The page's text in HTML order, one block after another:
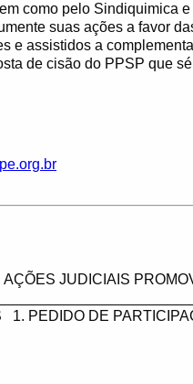
como pelo Sindiquimica
suas ações a favor
e assistidos a
de cisão do PPSP que
JUDICIAIS
1. PEDIDO DE